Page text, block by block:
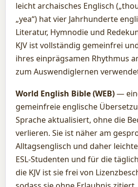
leicht archaisches Englisch
„yea“) hat vier Jahrhunderte
Literatur, Hymnodie und
KJV ist vollständig gemeinfrei
ihres einprägsamen Rhythmus
zum Auswendiglernen
World English Bible (WEB)—
gemeinfreie englische
Sprache aktualisiert, ohne die
verlieren. Sie ist näher am
Alltagsenglisch und daher
ESL-Studenten und für die
die KJV ist sie frei von